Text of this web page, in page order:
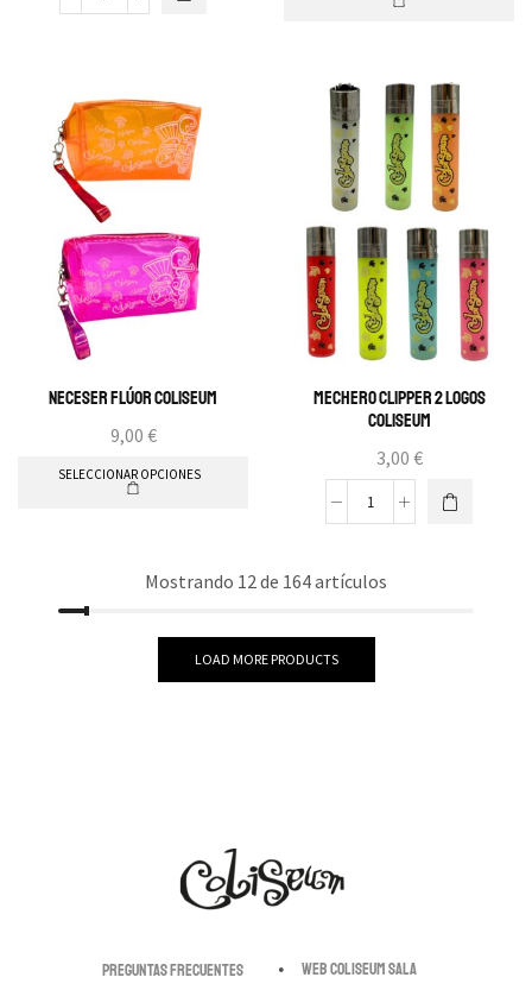
Neceser Flúor Coliseum
9,00 €
SELECCIONAR OPCIONES
Mechero clipper 2 logos
Coliseum
3,00 €
Mostrando 12 de 164 artículos
LOAD MORE PRODUCTS
Preguntas Frecuentes
Web Coliseum Sala